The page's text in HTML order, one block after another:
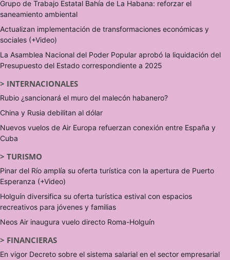
Grupo de Trabajo Estatal Bahía de La Habana: reforzar el
saneamiento ambiental
Actualizan implementación de transformaciones económicas y
sociales (+Video)
La Asamblea Nacional del Poder Popular aprobó la liquidación del
Presupuesto del Estado correspondiente a 2025
> INTERNACIONALES
Rubio ¿sancionará el muro del malecón habanero?
China y Rusia debilitan al dólar
Nuevos vuelos de Air Europa refuerzan conexión entre España y
Cuba
> TURISMO
Pinar del Río amplía su oferta turística con la apertura de Puerto
Esperanza (+Video)
Holguín diversifica su oferta turística estival con espacios
recreativos para jóvenes y familias
Neos Air inaugura vuelo directo Roma-Holguín
> FINANCIERAS
En vigor Decreto sobre el sistema salarial en el sector empresarial